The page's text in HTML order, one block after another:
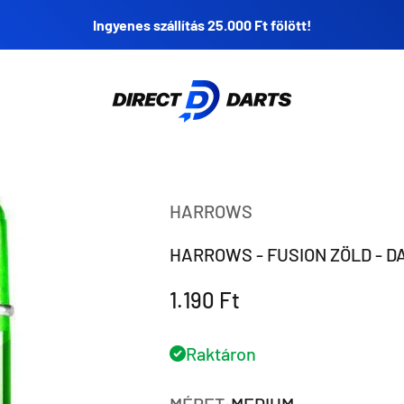
Ingyenes szállítás 25.000 Ft fölött!
Direct Darts
HARROWS
HARROWS - FUSION ZÖLD -
Eladási ár
1.190 Ft
Raktáron